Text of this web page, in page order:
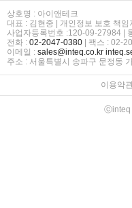
상호명 : 아이앤테크
대표 : 김현중 | 개인정보 보호 책임
사업자등록번호 :120-09-27984 |
전화 : 02-2047-0380 | 팩스 : 02-
이메일 : sales@inteq.co.kr
주소 : 서울특별시 송파구 문정동
이용약
ⓒinteq